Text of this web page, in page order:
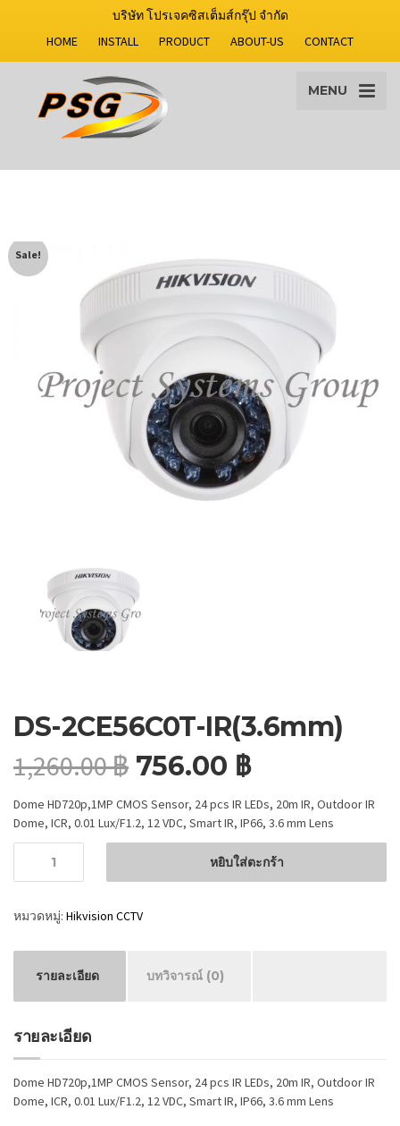
บริษัท โปรเจคซิสเต็มส์กรุ๊ป จำกัด
HOME
INSTALL PRODUCT ABOUT-US CONTACT
MENU
Sale!
DS-2CE56C0T-IR(3.6mm)
1,260.00฿ 756.00 ฿
Dome HD720p,1MP CMOS Sensor, 24 pcs IR LEDs, 20m IR, Outdoor IR
Dome, ICR, 0.01 Lux/F1.2, 12 VDC, Smart IR, IP66, 3.6 mm Lens
หยิบใส่ตะกร้า
หมวดหมู่: Hikvision CCTV
รายละเอียด บทวิจารณ์ (0)
รายละเอียด
Dome HD720p,1MP CMOS Sensor, 24 pcs IR LEDs, 20m IR, Outdoor IR
Dome, ICR, 0.01 Lux/F1.2, 12 VDC, Smart IR, IP66, 3.6 mm Lens